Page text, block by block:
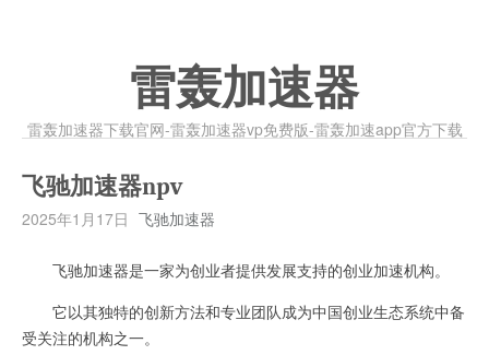
雷轰加速器
雷轰加速器下载官网-雷轰加速器vp免费版-雷轰加速app官方下载
飞驰加速器npv
2025年1月17日 飞驰加速器
飞驰加速器是一家为创业者提供发展支持的创业加速机构。
它以其独特的创新方法和专业团队成为中国创业生态系统中备
受关注的机构之一。